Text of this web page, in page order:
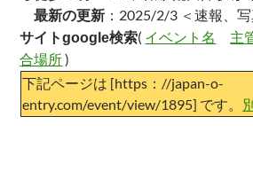
最新の更新 ：2025/2/3 ＜速報、写
サイトgoogle検索( イベント名 主
合場所)
下記ページは [https：//japan-o-
entry.com/event/view/1895] です。